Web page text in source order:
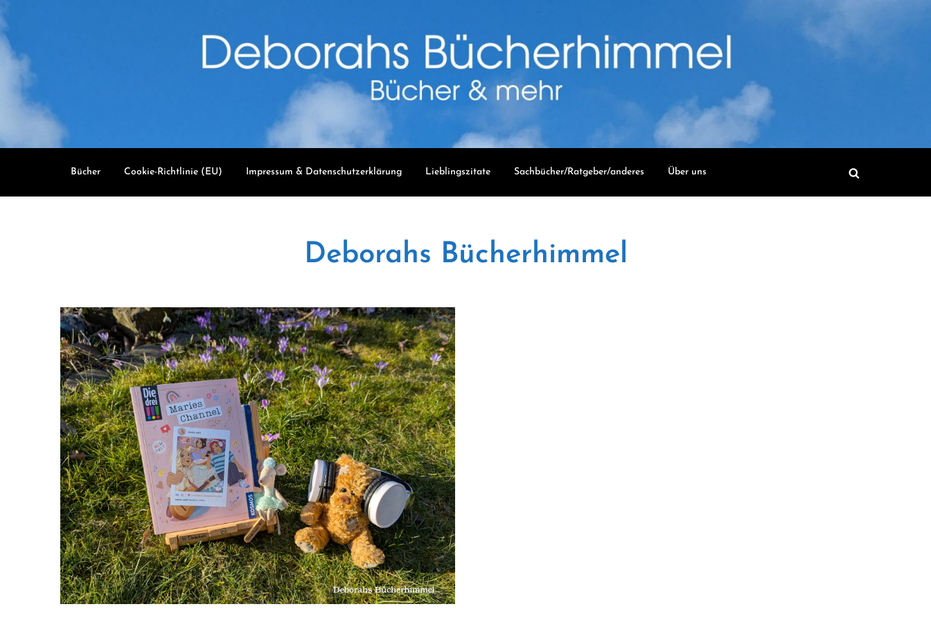
content
Bücher Cookie-Richtlinie (EU) Impressum & Datenschutzerklärung Lieblingszitate Sachbücher/Ratgeber/anderes Über uns
Deborahs Bücherhimmel